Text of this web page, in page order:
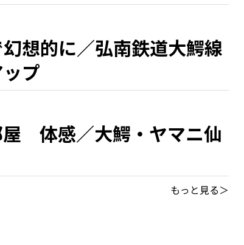
想的に／弘南鉄道大鰐線
プ
屋 体感／大鰐・ヤマニ仙
もっと見る＞